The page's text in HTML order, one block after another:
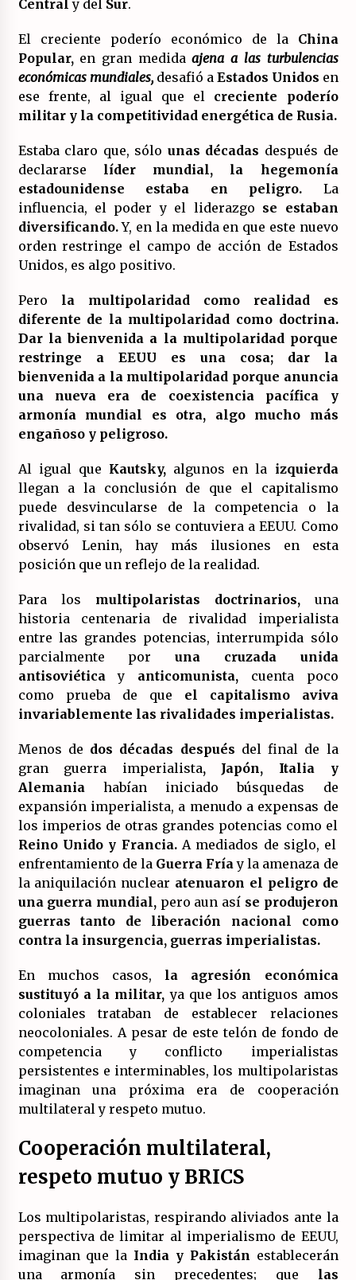
Central y del Sur.
El creciente poderío económico de la China
Popular, en gran medida ajena a las turbulencias
económicas mundiales, desafió a Estados Unidos en
ese frente, al igual que el creciente poderío
militar y la competitividad energética de Rusia.
Estaba claro que, sólo unas décadas después de
declararse líder mundial, la hegemonía
estadounidense estaba en peligro. La
influencia, el poder y el liderazgo se estaban
diversificando.Y, en la medida en que este nuevo
orden restringe el campo de acción de Estados
Unidos, es algo positivo.
Pero la multipolaridad como realidad es
diferente de la multipolaridad como doctrina.
Dar la bienvenida a la multipolaridad porque
restringe a EEUU es una cosa; dar la
bienvenida a la multipolaridad porque anuncia
una nueva era de coexistencia pacífica y
armonía mundial es otra, algo mucho más
engañoso y peligroso.
Al igual que Kautsky,algunos en la izquierda
llegan a la conclusión de que el capitalismo
puede desvincularse de la competencia o la
rivalidad, si tan sólo se contuviera a EEUU. Como
observó Lenin, hay más ilusiones en esta
posición que un reflejo de la realidad.
Para los multipolaristas doctrinarios,una
historia centenaria de rivalidad imperialista
entre las grandes potencias, interrumpida sólo
parcialmente por una cruzada unida
antisoviética y anticomunista, cuenta poco
como prueba de que el capitalismo aviva
invariablemente las rivalidades imperialistas.
Menos de dos décadas después del final de la
gran guerra imperialista, Japón, Italia y
Alemania habían iniciado búsquedas de
expansión imperialista, a menudo a expensas de
los imperios de otras grandes potencias como el
Reino Unido y Francia. A mediados de siglo, el
enfrentamiento de la Guerra Fría y la amenaza de
la aniquilación nuclear atenuaron el peligro de
una guerra mundial, pero aun así se produjeron
guerras tanto de liberación nacional como
contra la insurgencia, guerras imperialistas.
En muchos casos, la agresión económica
sustituyó a la militar, ya que los antiguos amos
coloniales trataban de establecer relaciones
neocoloniales. A pesar de este telón de fondo de
competencia y conflicto imperialistas
persistentes e interminables, los multipolaristas
imaginan una próxima era de cooperación
multilateral y respeto mutuo.
Cooperación multilateral,
respeto mutuo y BRICS
Los multipolaristas, respirando aliviados ante la
perspectiva de limitar al imperialismo de EEUU,
imaginan que la India y Pakistán establecerán
una armonía sin precedentes; que las